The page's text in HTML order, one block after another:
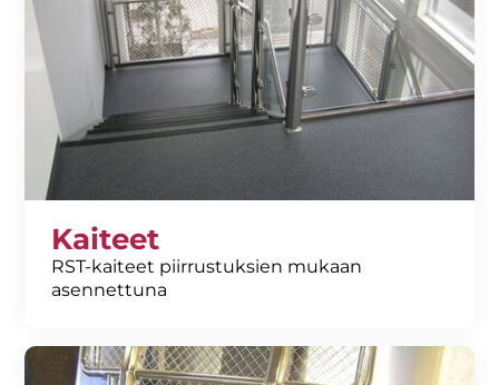
Kaiteet
RST-kaiteet piirrustuksien mukaan
asennettuna